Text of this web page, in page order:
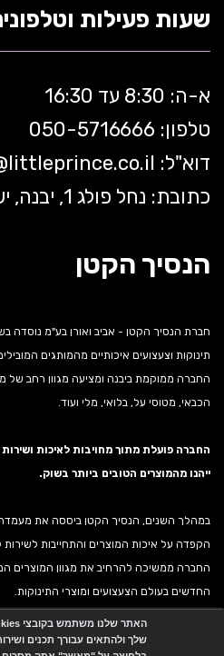
שעות פעילות
א-ה: 8:30 עד 16:30
טלפון: 050-5 716666
דוא"ל: littleprince.co.il
כתובת: נחל פולג 1, יבנה, ישראל
הנסיך הקטן
תינוקות וצעצועים איכותיים מהמותגים
החברה ממוקמת ביבנה ומציעה מגוון רחב של
הכבאי, מטוסי על, בלואי, מלי ועוד.
החברה פועלת מתוך מחויבות לאיכות
ייהנו מהמוצרים הטובים ביותר בשוק.
במהלך השנים, הנסיך הקטן ביססה את
הקפדה על איכות המוצרים והתחייבות לשירות
החברה ממשיכה להרחיב את מגוון המוצרים
החדשים בעולם הצעצועים ומוצרי התינוקות.
שלך ולהתאים עבורך תכנים